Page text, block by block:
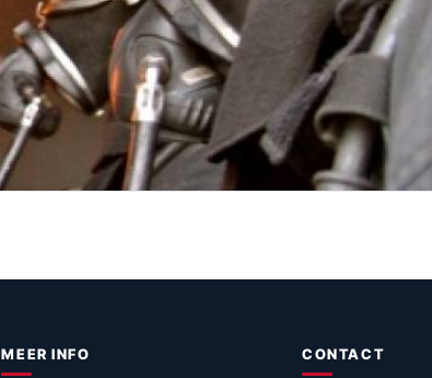
MEER INFO CONTACT